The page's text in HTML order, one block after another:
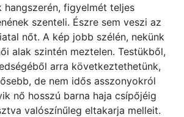
hangszerén, figyelmét teljes
szenteli. Észre sem veszi az
nőt. A kép jobb szélén, nekünk
alak szintén meztelen. Testükből,
arra következtethetünk,
de nem idős asszonyokról
nő hosszú barna haja csípőjéig
valószínűleg eltakarja melleit.